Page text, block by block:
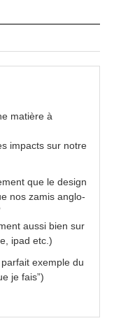
matière à
impacts sur notre
que le design
nos zamis anglo-
aussi bien sur
ipad etc.)
exemple du
je fais”)